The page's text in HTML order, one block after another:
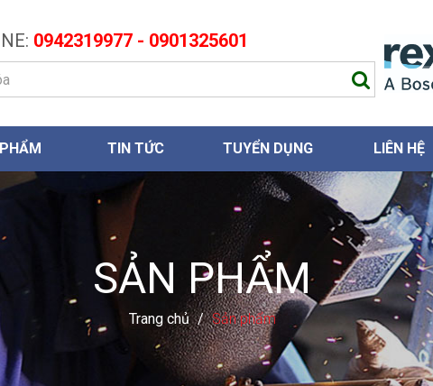
0942319977 - 0901325601
TIN TỨC TUYỂN DỤNG LIÊN HỆ
SẢN PHẨM
Trang chủ / Sản phẩm